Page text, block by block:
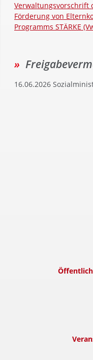
Verwaltungsvorschrift
Förderung von
Programms STÄRKE
16.06.2026